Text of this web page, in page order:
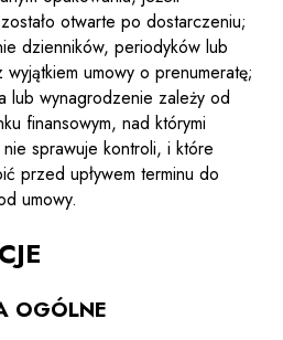
otwarte po dostarczeniu;
dzienników, periodyków lub
umowy o prenumeratę;
lub wynagrodzenie zależy od
finansowym, nad którymi
sprawuje kontroli, i które
przed upływem terminu do
umowy.
OGÓLNE